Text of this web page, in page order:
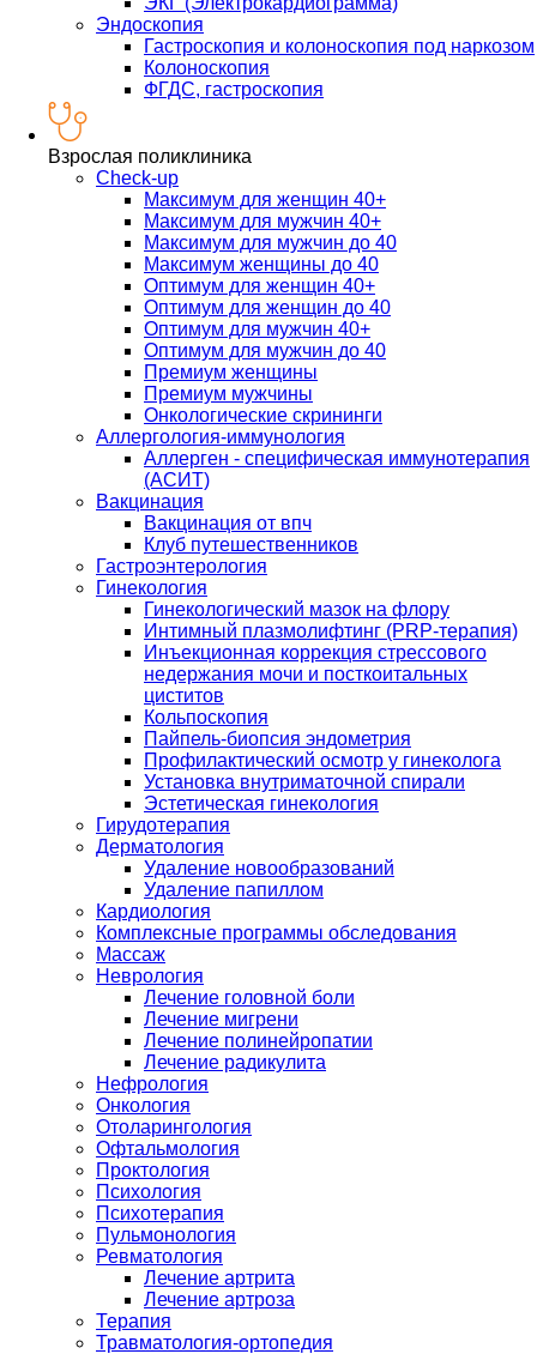
Эндоскопия
Гастроскопия и колоноскопия под наркозом
Колоноскопия
ФГДС, гастроскопия
Взрослая поликлиника
Check-up
Максимум для женщин 40+
Максимум для мужчин 40+
Максимум для мужчин до 40
Максимум женщины до 40
Оптимум для женщин 40+
Оптимум для женщин до 40
Оптимум для мужчин 40+
Оптимум для мужчин до 40
Премиум женщины
Премиум мужчины
Онкологические скрининги
Аллергология-иммунология
Аллерген - специфическая иммунотерапия
(АСИТ)
Вакцинация
Вакцинация от впч
Клуб путешественников
Гастроэнтерология
Гинекология
Гинекологический мазок на флору
Интимный плазмолифтинг (PRP-терапия)
Инъекционная коррекция стрессового
недержания мочи и посткоитальных
циститов
Кольпоскопия
Пайпель-биопсия эндометрия
Профилактический осмотр у гинеколога
Установка внутриматочной спирали
Эстетическая гинекология
Гирудотерапия
Дерматология
Удаление новообразований
Удаление папиллом
Кардиология
Комплексные программы обследования
Массаж
Неврология
Лечение головной боли
Лечение мигрени
Лечение полинейропатии
Лечение радикулита
Нефрология
Онкология
Отоларингология
Офтальмология
Проктология
Психология
Психотерапия
Пульмонология
Ревматология
Лечение артрита
Лечение артроза
Терапия
Травматология-ортопедия